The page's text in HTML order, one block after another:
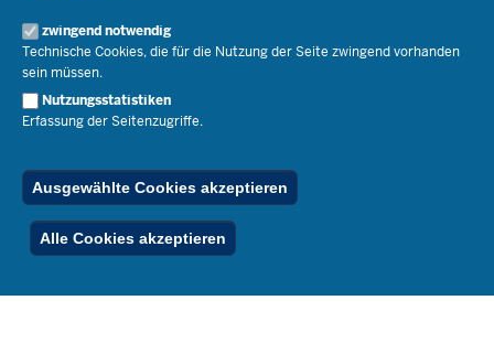
zwingend notwendig
Technische Cookies, die für die Nutzung der Seite zwingend vorhanden
sein müssen.
Nutzungsstatistiken
Erfassung der Seitenzugriffe.
Ausgewählte Cookies akzeptieren
Alle Cookies akzeptieren
Open Government
Bibliothek
Geschäftsbereich
Pressefotos
Social Media
Pressekontakt
Service
Schule(n) suchen
Kontakt
Der Weg zu uns
Publikationen
RSS-Feed
Ferienordnung
Spezialangebote
© 2026 Bildungsportal NRW
Below
Footer
Menu
Inhalt Impressum Datenschutz